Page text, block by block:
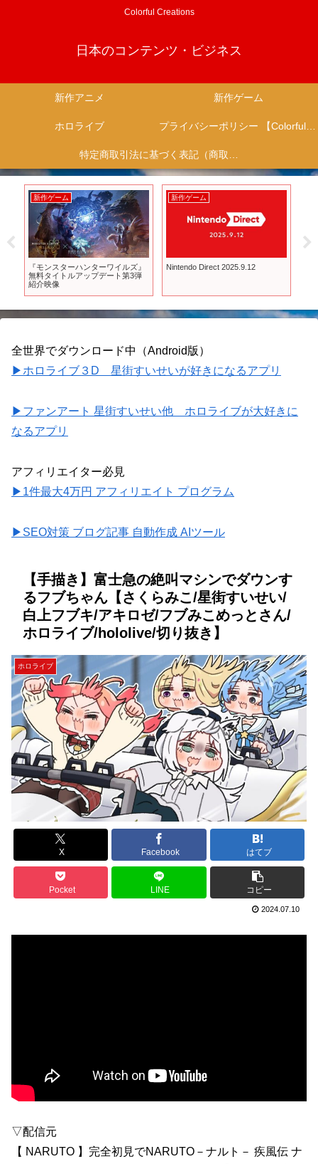
Colorful Creations
日本のコンテンツ・ビジネス
新作アニメ 新作ゲーム
ホロライブ プライバシーポリシー 【Colorful Creation】
特定商取引法に基づく表記（商取引に関する開示）
新作ゲーム
『モンスターハンターワイルズ』
無料タイトルアップデート第3弾
紹介映像
新作ゲーム
Nintendo Direct 2025.9.12
全世界でダウンロード中（Android版）
▶ホロライブ３D 星街すいせいが好きになるアプリ
▶ファンアート 星街すいせい他 ホロライブが大好きに
なるアプリ
アフィリエイター必見
▶1件最大4万円 アフィリエイト プログラム
▶SEO対策 ブログ記事 自動作成 AIツール
【手描き】富士急の絶叫マシンでダウンす
るフブちゃん【さくらみこ/星街すいせい/
白上フブキ/アキロゼ/フブみこめっとさん/
ホロライブ/hololive/切り抜き】
ホロライブ
X Facebook はてブ
Pocket LINE コピー
2024.07.10
▽配信元
【 NARUTO 】完全初見でNARUTO－ナルト－ 疾風伝 ナ